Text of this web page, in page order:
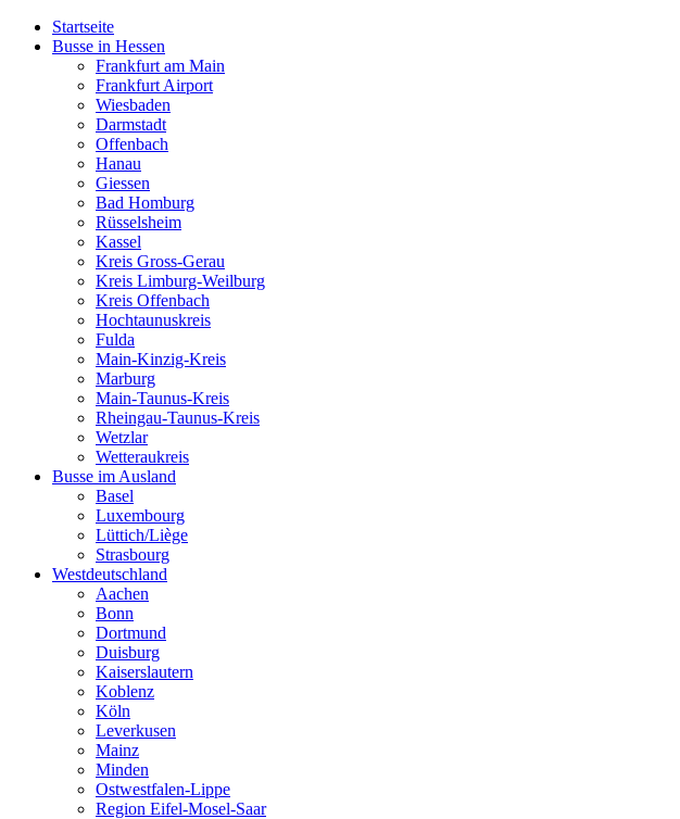
Startseite
Busse in Hessen
Frankfurt am Main
Frankfurt Airport
Wiesbaden
Darmstadt
Offenbach
Hanau
Giessen
Bad Homburg
Rüsselsheim
Kassel
Kreis Gross-Gerau
Kreis Limburg-Weilburg
Kreis Offenbach
Hochtaunuskreis
Fulda
Main-Kinzig-Kreis
Marburg
Main-Taunus-Kreis
Rheingau-Taunus-Kreis
Wetzlar
Wetteraukreis
Busse im Ausland
Basel
Luxembourg
Lüttich/Liège
Strasbourg
Westdeutschland
Aachen
Bonn
Dortmund
Duisburg
Kaiserslautern
Koblenz
Köln
Leverkusen
Mainz
Minden
Ostwestfalen-Lippe
Region Eifel-Mosel-Saar